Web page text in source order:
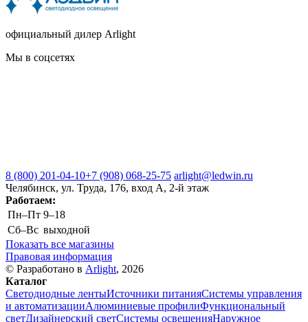
официальный дилер Arlight
Мы в соцсетях
8 (800) 201-04-10+7 (908) 068-25-75 arlight@ledwin.ru
Челябинск, ул. Труда, 176, вход А, 2-й этаж
Работаем:
Пн–Пт 9–18
Сб–Вс выходной
Показать все магазины
Правовая информация
© Разработано в Arlight, 2026
Каталог
Светодиодные лентыИсточники питанияСистемы управления
и автоматизацииАлюминиевые профилиФункциональный
светДизайнерский светСистемы освещенияНаружное